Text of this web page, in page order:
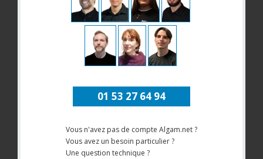
01 53 27 64 94
Vous n'avez pas de compte Algam.net ?
Vous avez un besoin particulier ?
Une question technique ?